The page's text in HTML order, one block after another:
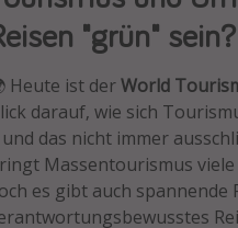
"grün" sein?
Heute ist derWorld
darauf, wie sich
und das nicht immer
Massentourismus
es gibt auch spannende